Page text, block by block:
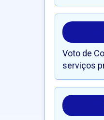
Voto de
serviços